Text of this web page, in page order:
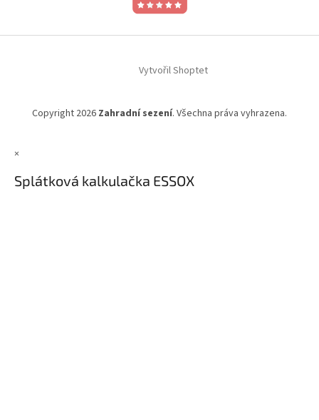
Vytvořil Shoptet
Copyright 2026 Zahradní sezení. Všechna práva vyhrazena.
×
Splátková kalkulačka ESSOX